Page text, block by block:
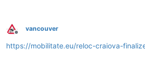
Deconectat
vancouver
https://mobilitate.eu/reloc-craiova-